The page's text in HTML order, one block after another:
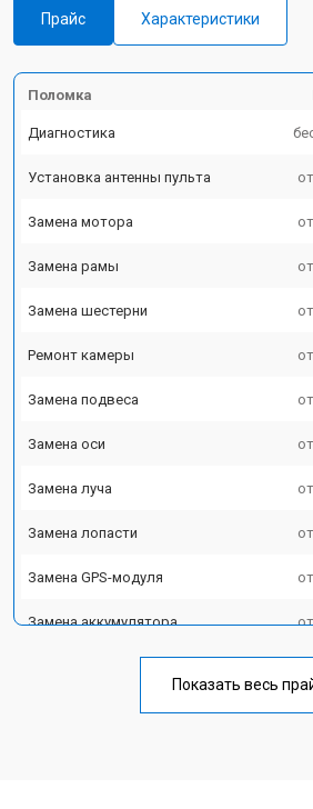
Прайс Характеристики
Поломка
Диагностика
Установка антенны пульта
Замена мотора
Замена рамы
Замена шестерни
Ремонт камеры
Замена подвеса
Замена оси
Замена луча
Замена лопасти
Замена GPS-модуля
Замена аккумулятора
Показать весь